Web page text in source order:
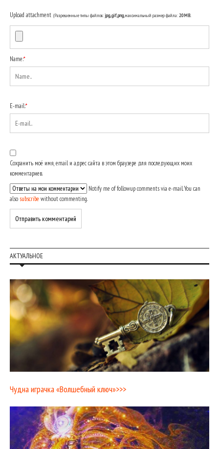
Upload attachment (Разрешенные типы файлов:jpg, gif, png, максимальный размер файла:20MB.
Name:*
E-mail:*
Сохранить моё имя, email и адрес сайта в этом браузере для последующих моих
комментариев.
Notify me of followup comments via e-mail. You can
also subscribe without commenting.
АКТУАЛЬНОЕ
Чудна играчка «Волшебный ключ»>>>